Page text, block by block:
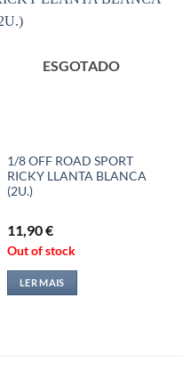
ESGOTADO
1/8 OFF ROAD SPORT
RICKY LLANTA BLANCA
(2U.)
11,90€
Out of stock
LER MAIS